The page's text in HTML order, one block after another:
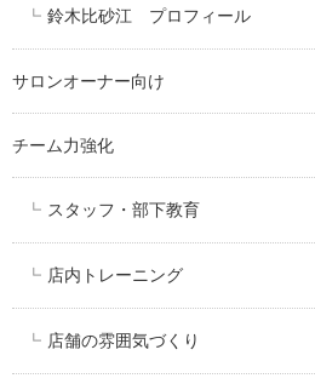
鈴木比砂江 プロフィール
サロンオーナー向け
チーム力強化
スタッフ・部下教育
店内トレーニング
店舗の雰囲気づくり